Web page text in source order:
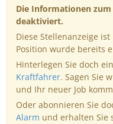
Die Informationen
deaktiviert.
Diese Stellenanzeige
Position wurde bereits
Hinterlegen Sie doch
Kraftfahrer. Sagen Sie
und Ihr neuer Job
Oder abonnieren Sie
Alarm und erhalten Sie